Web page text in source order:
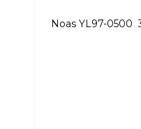
Noas YL97-0500